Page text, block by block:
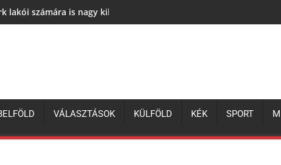
lakói számára is nagy kihívás az elhúzódó, intenzív hőhullám,
VÁLASZTÁSOK KÜLFÖLD KÉK SPORT